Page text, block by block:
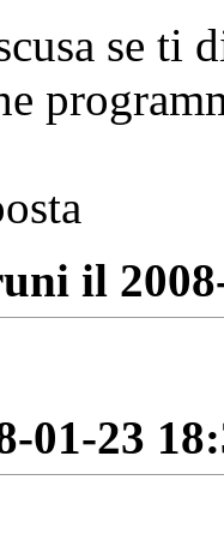
se ti
il
01-23